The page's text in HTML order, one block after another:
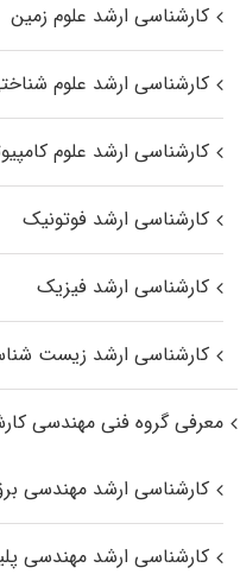
کارشناسی ارشد علوم زمین
کارشناسی ارشد علوم
کارشناسی ارشد علوم
کارشناسی ارشد فوتونیک
کارشناسی ارشد فیزیک
کارشناسی ارشد زیست‌
معرفی گروه فنی مهندسی
کارشناسی ارشد مهندسی
کارشناسی ارشد مهندسی